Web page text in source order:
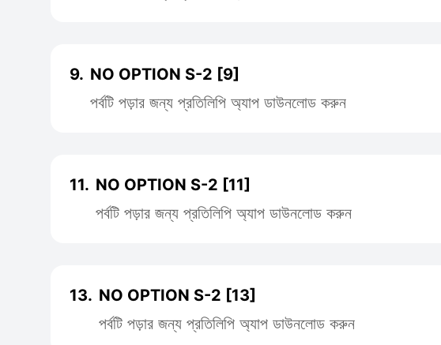
9. NO OPTION S-2 [9]
পর্বটি পড়ার জন্য প্রতিলিপি অ্যাপ ডাউনলোড করুন
11. NO OPTION S-2 [11]
পর্বটি পড়ার জন্য প্রতিলিপি অ্যাপ ডাউনলোড করুন
13. NO OPTION S-2 [13]
পর্বটি পড়ার জন্য প্রতিলিপি অ্যাপ ডাউনলোড করুন